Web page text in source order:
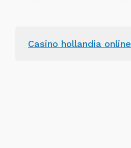
Casino hollandia online